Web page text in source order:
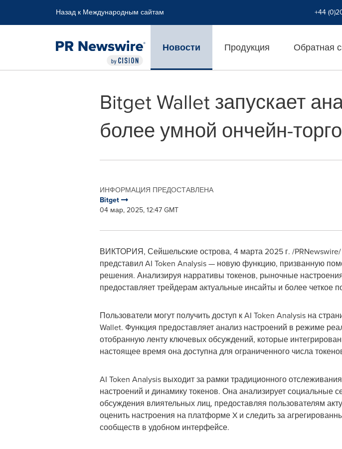
Назад к Международным сайтам +44
Новости Продукция Обратная
Bitget Wallet запускает
более умной ончейн-
ИНФОРМАЦИЯ ПРЕДОСТАВЛЕНА
Bitget
04 мар, 2025, 12:47 GMT
ВИКТОРИЯ, Сейшельские острова, 4 марта 2025 г. /
представил AI Token Analysis — новую функцию, призванную
решения. Анализируя нарративы токенов, рыночные
предоставляет трейдерам актуальные инсайты и более четкое
Пользователи могут получить доступ к AI Token Analysis на
Wallet. Функция предоставляет анализ настроений в режиме
отобранную ленту ключевых обсуждений, которые
настоящее время она доступна для ограниченного числа
AI Token Analysis выходит за рамки традиционного
настроений и динамику токенов. Она анализирует социальные
обсуждения влиятельных лиц, предоставляя пользователям
оценить настроения на платформе X и следить за
сообществ в удобном интерфейсе.